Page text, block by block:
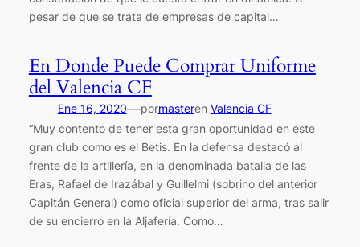
pesar de que se trata de empresas de capital…
En Donde Puede Comprar Uniforme
del Valencia CF
Ene 16, 2020—pormasteren Valencia CF
“Muy contento de tener esta gran oportunidad en este
gran club como es el Betis. En la defensa destacó al
frente de la artillería, en la denominada batalla de las
Eras, Rafael de Irazábal y Guillelmi (sobrino del anterior
Capitán General) como oficial superior del arma, tras salir
de su encierro en la Aljafería. Como…